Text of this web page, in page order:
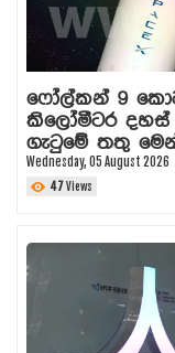
ෆෝල්කන් 9
කිලෝමීටර
ගැටුමේ තතු
Wednesday, 05 August 2026
47Views